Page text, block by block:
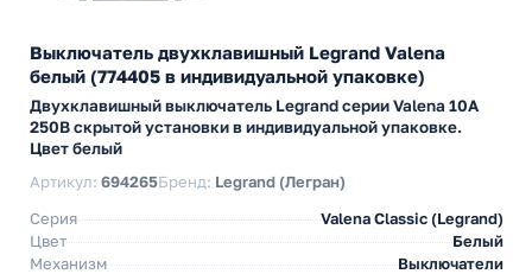
Выключатель двухклавишный Legrand Valena
белый (774405 в индивидуальной упаковке)
Двухклавишный выключатель Legrand серии Valena 10А
250В скрытой установки в индивидуальной упаковке.
Цвет белый
Артикул: 694265Бренд: Legrand (Легран)
Серия
Valena Classic (Legrand)
Цвет
Белый
Механизм
Выключатели